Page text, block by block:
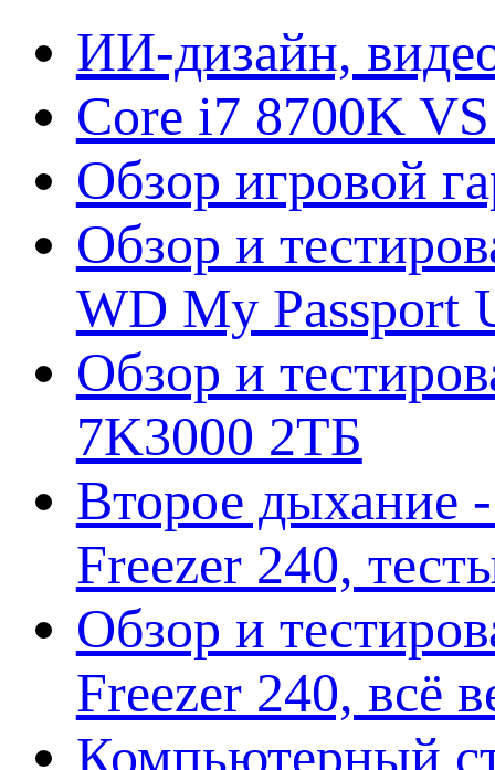
ИИ-дизайн,
Core i7 8700K
Обзор игровой
Обзор и
WD My Passport
Обзор и
7K3000 2ТБ
Второе дыхание
Freezer 240,
Обзор и
Freezer 240, всё
Компьютерный